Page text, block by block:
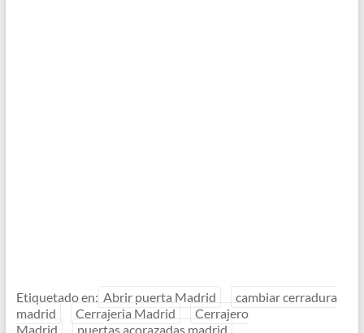
Etiquetado en: Abrir puerta Madrid
cambiar cerradura
madrid
Cerrajeria Madrid
Cerrajero
Madrid
puertas acorazadas madrid